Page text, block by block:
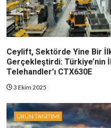
Ceylift, Sektörde Yine Bir
Gerçekleştirdi: Türkiye’nin
Telehandler’ı CTX630E
3 Ekim 2025
ÜRÜN TANITIMI